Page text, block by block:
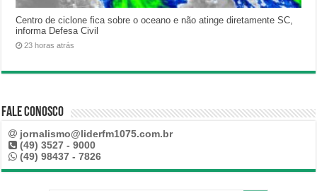
Centro de ciclone fica sobre o oceano e não atinge diretamente SC,
informa Defesa Civil
23 horas atrás
Fale Conosco
jornalismo@liderfm1075.com.br
(49) 3527 - 9000
(49) 98437 - 7826